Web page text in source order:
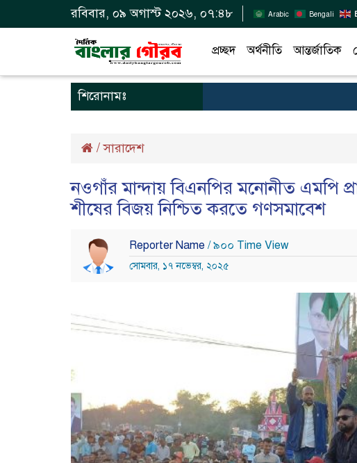
রবিবার, ০৯ অগাস্ট ২০২৬, ০৭:৪৮ Arabic Bengali
প্রচ্ছদ অর্থনীতি আন্তর্জাতিক
শিরোনামঃ
/সারাদেশ
নওগাঁর মান্দায় বিএনপির মনোনীত এমপি
শীষের বিজয় নিশ্চিত করতে গণসমাবেশ
Reporter Name / ৯০০ Time View
সোমবার, ১৭ নভেম্বর, ২০২৫